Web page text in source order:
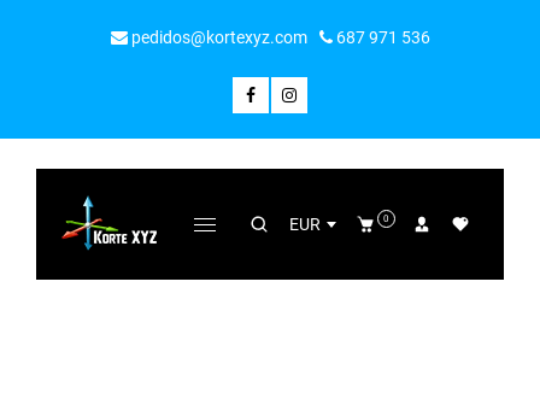
pedidos@kortexyz.com 687 971 536
EUR 0